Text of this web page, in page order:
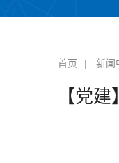
首页 新闻
【党